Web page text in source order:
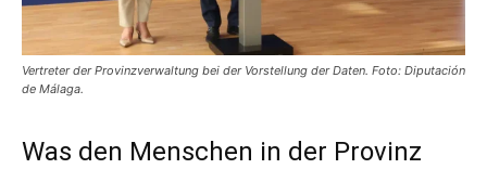
Vertreter der Provinzverwaltung bei der Vorstellung der Daten. Foto: Diputación
de Málaga.
Was den Menschen in der Provinz